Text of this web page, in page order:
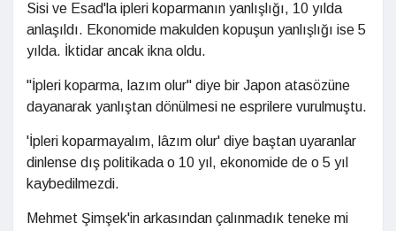
Sisi ve Esad'la ipleri koparmanın yanlışlığı, 10 yılda
anlaşıldı. Ekonomide makulden kopuşun yanlışlığı ise 5
yılda. İktidar ancak ikna oldu.
"İpleri koparma, lazım olur" diye bir Japon atasözüne
dayanarak yanlıştan dönülmesi ne esprilere vurulmuştu.
'İpleri koparmayalım, lâzım olur' diye baştan uyaranlar
dinlense dış politikada o 10 yıl, ekonomide de o 5 yıl
kaybedilmezdi.
Mehmet Şimşek'in arkasından çalınmadık teneke mi